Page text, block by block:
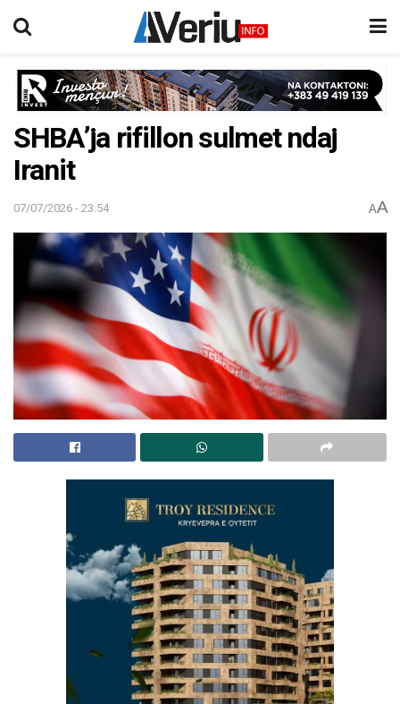
SHBA’ja rifillon sulmet ndaj
Iranit
07/07/2026 - 23:54 AA